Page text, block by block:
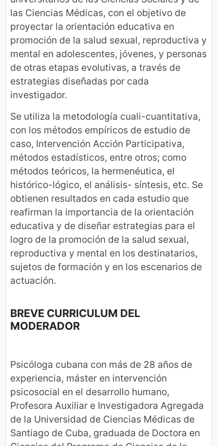
las Ciencias Médicas, con el objetivo de
proyectar la orientación educativa en
promoción de la salud sexual, reproductiva y
mental en adolescentes, jóvenes, y personas
de otras etapas evolutivas, a través de
estrategias diseñadas por cada
investigador.
Se utiliza la metodología cuali-cuantitativa,
con los métodos empíricos de estudio de
caso, Intervención Acción Participativa,
métodos estadísticos, entre otros; como
métodos teóricos, la hermenéutica, el
histórico-lógico, el análisis- síntesis, etc. Se
obtienen resultados en cada estudio que
reafirman la importancia de la orientación
educativa y de diseñar estrategias para el
logro de la promoción de la salud sexual,
reproductiva y mental en los destinatarios,
sujetos de formación y en los escenarios de
actuación.
BREVE CURRICULUM DEL
MODERADOR
Psicóloga cubana con más de 28 años de
experiencia, máster en intervención
psicosocial en el desarrollo humano,
Profesora Auxiliar e Investigadora Agregada
de la Universidad de Ciencias Médicas de
Santiago de Cuba, graduada de Doctora en